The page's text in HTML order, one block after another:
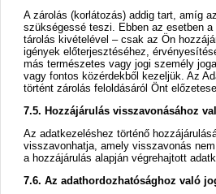
A zárolás (korlátozás) addig tart, amíg
szükségessé teszi. Ebben az esetben
tárolás kivételével – csak az Ön
igények előterjesztéséhez,
más természetes vagy jogi személy
vagy fontos közérdekből kezeljük. Az
történt zárolás feloldásáról Önt
7.5. Hozzájárulás visszavonásához
Az adatkezeléshez történő
visszavonhatja, amely visszavonás
a hozzájárulás alapján végrehajtott
7.6. Az adathordozhatósághoz való